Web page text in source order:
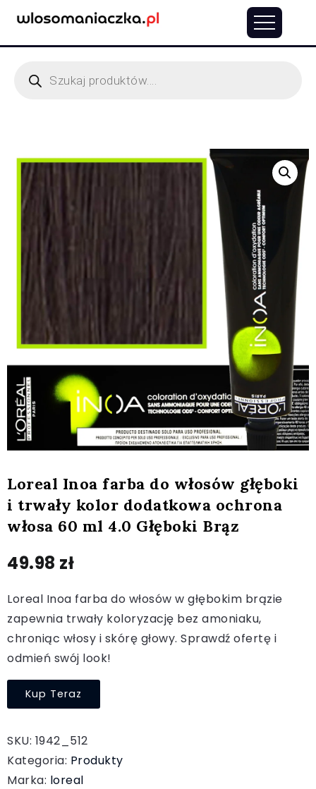
Loreal Inoa farba do włosów głęboki
i trwały kolor dodatkowa ochrona
włosa 60 ml 4.0 Głęboki Brąz
49.98 zł
Loreal Inoa farba do włosów w głębokim brązie
zapewnia trwały koloryzację bez amoniaku,
chroniąc włosy i skórę głowy. Sprawdź ofertę i
odmień swój look!
Kup Teraz
SKU: 1942_512
Kategoria: Produkty
Marka: loreal